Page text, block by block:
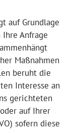
auf Grundlage
Ihre Anfrage
Maßnahmen
beruht die
Interesse an
gerichteten
auf Ihrer
sofern diese